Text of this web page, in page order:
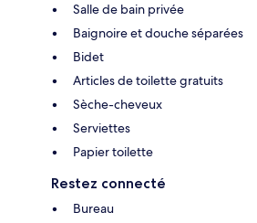
Salle de bain privée
Baignoire et douche séparées
Bidet
Articles de toilette gratuits
Sèche-cheveux
Serviettes
Papier toilette
Restez connecté
Bureau